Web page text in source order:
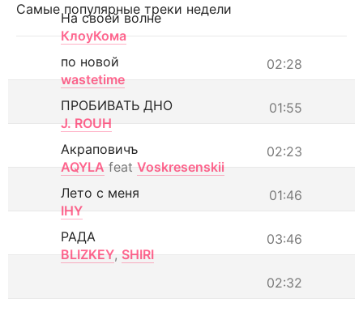
Самые популярные треки недели
На своей волне
КлоуКома
02:28
по новой
wastetime
01:55
ПРОБИВАТЬ ДНО
J. ROUH
02:23
Акраповичъ
AQYLA feat Voskresenskii
01:46
Лето с меня
IHY
03:46
РАДА
BLIZKEY, SHIRI
02:32